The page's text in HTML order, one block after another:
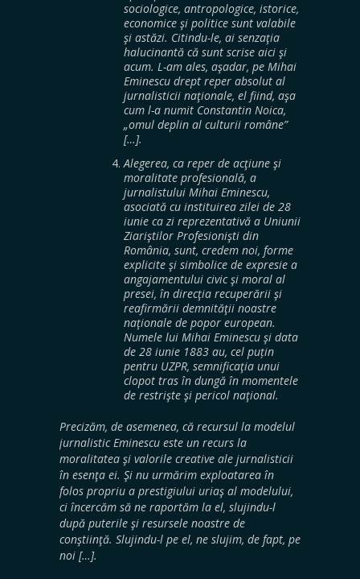
sociologice, antropologice, istorice,
economice şi politice sunt valabile
şi astăzi. Citindu-le, ai senzaţia
halucinantă că sunt scrise aici şi
acum. L-am ales, aşadar, pe Mihai
Eminescu drept reper absolut al
jurnalisticii naţionale, el fiind, aşa
cum l-a numit Constantin Noica,
„omul deplin al culturii române”
[…].
Alegerea, ca reper de acţiune şi
moralitate profesională, a
jurnalistului Mihai Eminescu,
asociată cu instituirea zilei de 28
iunie ca zi reprezentativă a Uniunii
Ziariştilor Profesionişti din
România, sunt, credem noi, forme
explicite şi simbolice de expresie a
angajamentului civic şi moral al
presei, în direcţia recuperării şi
reafirmării demnităţii noastre
naţionale de popor european.
Numele lui Mihai Eminescu şi data
de 28 iunie 1883 au, cel puțin
pentru UZPR, semnificaţia unui
clopot tras în dungă în momentele
de restrişte şi pericol naţional.
Precizăm, de asemenea, că recursul la modelul
jurnalistic Eminescu este un recurs la
moralitatea şi valorile creative ale jurnalisticii
în esenţa ei. Şi nu urmărim exploatarea în
folos propriu a prestigiului uriaş al modelului,
ci încercăm să ne raportăm la el, slujindu-l
după puterile şi resursele noastre de
conştiinţă. Slujindu-l pe el, ne slujim, de fapt, pe
noi […].